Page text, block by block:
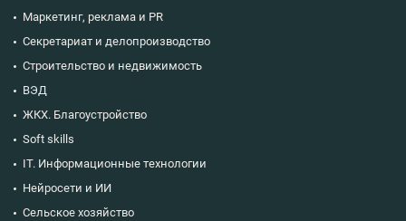
Маркетинг, реклама и PR
Секретариат и делопроизводство
Строительство и недвижимость
ВЭД
ЖКХ. Благоустройство
Soft skills
IT. Информационные технологии
Нейросети и ИИ
Сельское хозяйство